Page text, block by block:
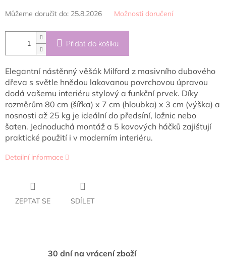
Můžeme doručit do: 25.8.2026 Možnosti doručení
Přidat do košíku
Elegantní nástěnný věšák Milford z masivního dubového
dřeva s světle hnědou lakovanou povrchovou úpravou
dodá vašemu interiéru stylový a funkční prvek. Díky
rozměrům 80 cm (šířka) x 7 cm (hloubka) x 3 cm (výška) a
nosnosti až 25 kg je ideální do předsíní, ložnic nebo
šaten. Jednoduchá montáž a 5 kovových háčků zajišťují
praktické použití i v moderním interiéru.
Detailní informace
ZEPTAT SE SDÍLET
30 dní na vrácení zboží